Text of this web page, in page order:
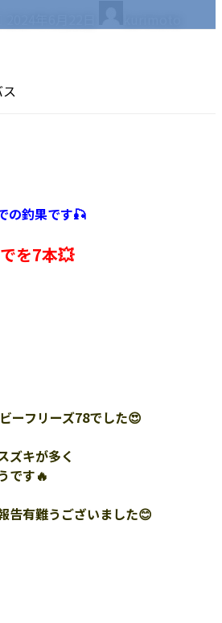
終
日
の釣果です🎣
を7本💥
ーフリーズ78でした😍
ズキが多く
です🔥
告有難うございました😊